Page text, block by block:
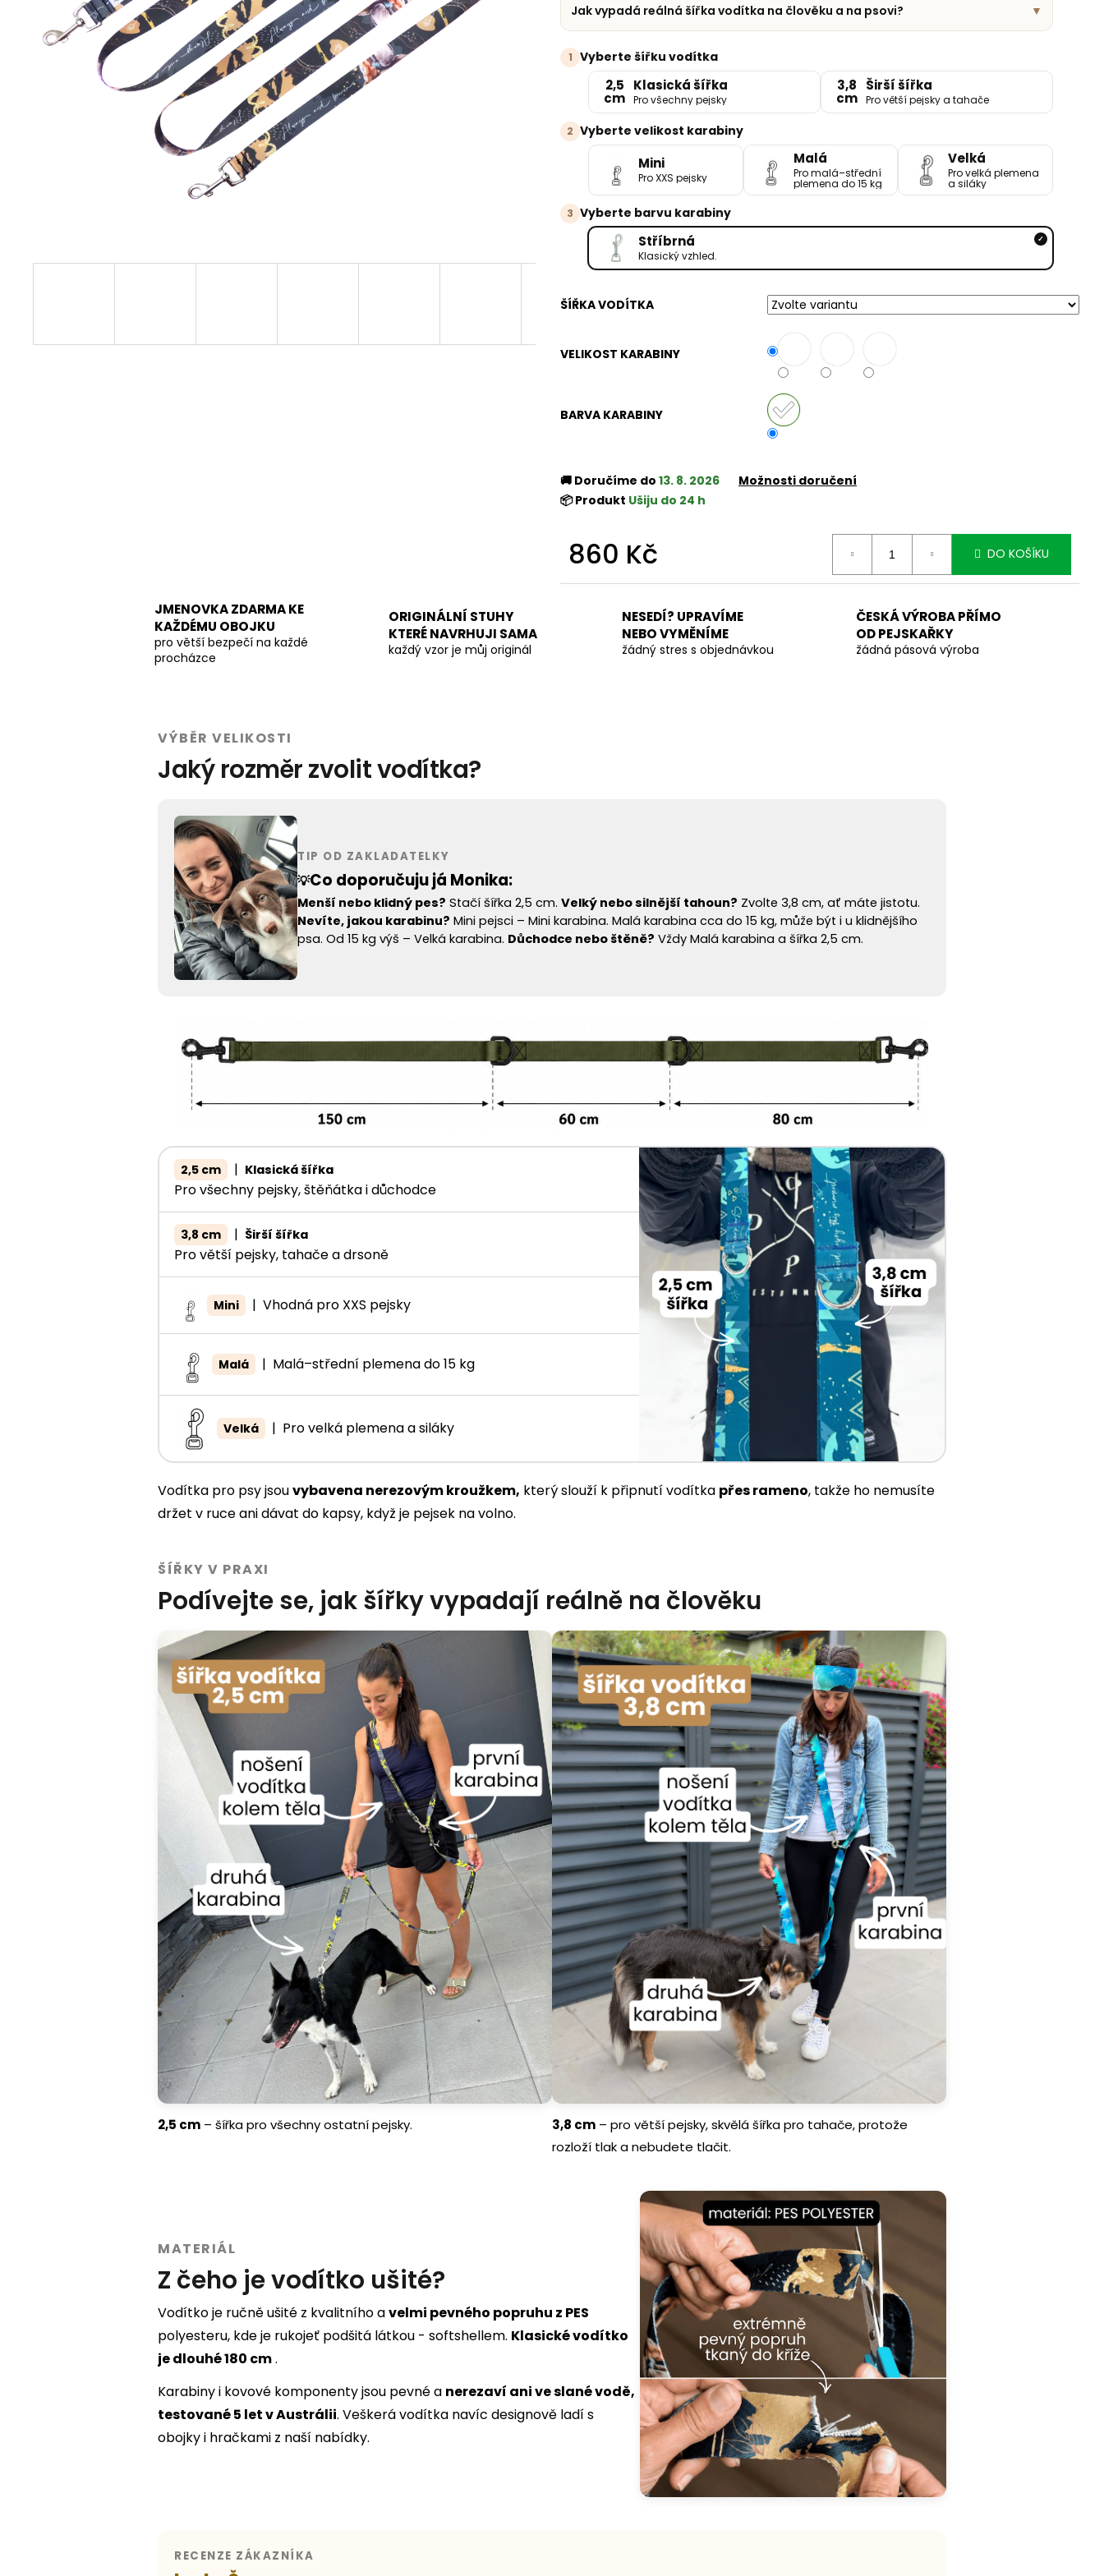
Jak vypadá reálná šířka vodítka na člověku a na psovi? ▼
1 Vyberte šířku vodítka
2,5
cm
Klasická šířka
Pro všechny pejsky
3,8
cm
Širší šířka
Pro větší pejsky a tahače
2 Vyberte velikost karabiny
Mini
Pro XXS pejsky
Malá
Pro malá–střední
plemena do 15 kg
Velká
Pro velká plemena
a siláky
3 Vyberte barvu karabiny
✓
Stříbrná
Klasický vzhled.
ŠÍŘKA VODÍTKA
VELIKOST KARABINY
BARVA KARABINY
🚚 Doručíme do 13. 8. 2026
Možnosti doručení
📦 Produkt Ušiju do 24 h
860 Kč
cena:
DO KOŠÍKU
JMENOVKA ZDARMA KE
KAŽDÉMU OBOJKU
pro větší bezpečí na každé
procházce
ORIGINÁLNÍ STUHY
KTERÉ NAVRHUJI SAMA
každý vzor je můj originál
NESEDÍ? UPRAVÍME
NEBO VYMĚNÍME
žádný stres s objednávkou
ČESKÁ VÝROBA PŘÍMO
OD PEJSKAŘKY
žádná pásová výroba
VÝBĚR VELIKOSTI
Jaký rozměr zvolit vodítka?
TIP OD ZAKLADATELKY
💡Co doporučuju já Monika:
Menší nebo klidný pes? Stačí šířka 2,5 cm. Velký nebo silnější tahoun? Zvolte 3,8 cm, ať máte jistotu.
Nevíte, jakou karabinu? Mini pejsci – Mini karabina. Malá karabina cca do 15 kg, může být i u klidnějšího
psa. Od 15 kg výš – Velká karabina. Důchodce nebo štěně? Vždy Malá karabina a šířka 2,5 cm.
2,5 cm | Klasická šířka
Pro všechny pejsky, štěňátka i důchodce
3,8 cm | Širší šířka
Pro větší pejsky, tahače a drsoně
Mini | Vhodná pro XXS pejsky
Malá | Malá–střední plemena do 15 kg
Velká | Pro velká plemena a siláky
Vodítka pro psy jsouvybavena nerezovým kroužkem, který slouží k připnutí vodítka přes rameno, takže ho nemusíte
držet v ruce ani dávat do kapsy, když je pejsek na volno.
ŠÍŘKY V PRAXI
Podívejte se, jak šířky vypadají reálně na člověku
2,5 cm – šířka pro všechny ostatní pejsky. 3,8 cm – pro větší pejsky, skvělá šířka pro tahače, protože
rozloží tlak a nebudete tlačit.
MATERIÁL
Z čeho je vodítko ušité?
Vodítko je ručně ušité z kvalitního avelmi pevného popruhu z PES
polyesteru, kde je rukojeť podšitá látkou - softshellem. Klasické vodítko
je dlouhé 180 cm.
Karabiny i kovové komponenty jsou pevné a nerezaví ani ve slané vodě,
testované 5 let v Austrálii. Veškerá vodítka navíc designově ladí s
obojky i hračkami z naší nabídky.
RECENZE ZÁKAZNÍKA